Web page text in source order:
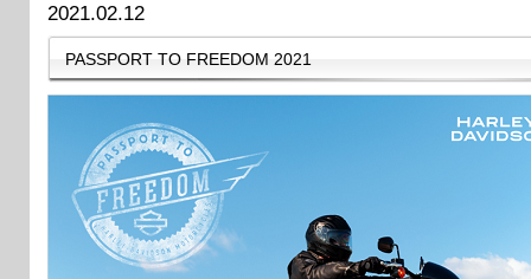
2021.02.12
PASSPORT TO FREEDOM 2021